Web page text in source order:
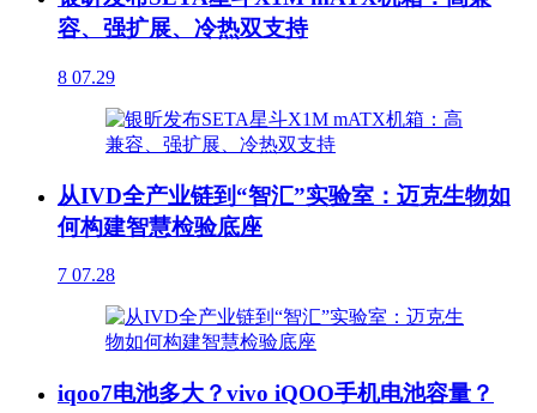
容、强扩展、冷热双支持
8 07.29
从IVD全产业链到“智汇”实验室：迈克生物如
何构建智慧检验底座
7 07.28
iqoo7电池多大？vivo iQOO手机电池容量？